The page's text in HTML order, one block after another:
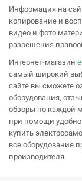
Информация на
копирование и
видео и фото
разрешения
Интернет-магазин
самый широкий
сайте вы сможете
оборудования,
обзоры по каждой
при помощи
купить
все оборудование
производителя.